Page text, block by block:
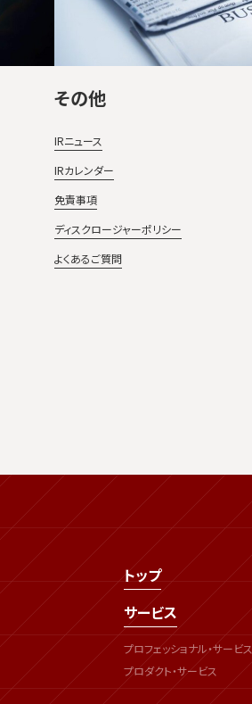
その他
IRニュース
IRカレンダー
免責事項
ディスクロージャーポリシー
よくあるご質問
トップ
サービス
プロフェッショナル・サービス
プロダクト・サービス